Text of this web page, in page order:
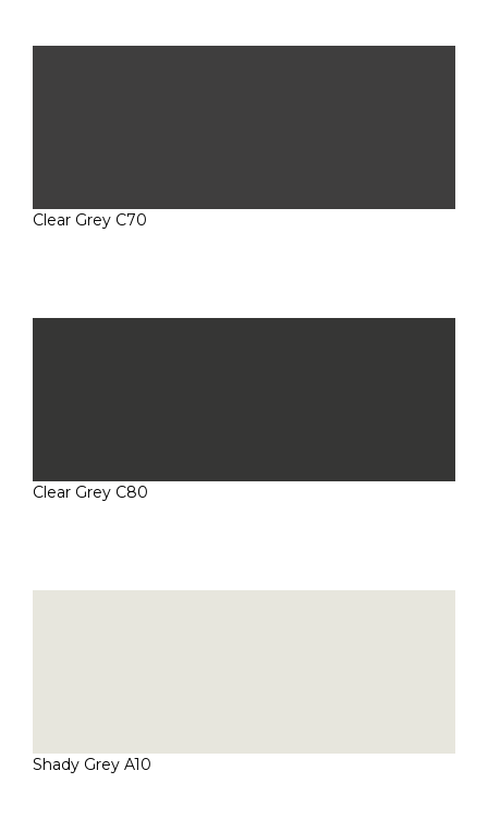
Clear Grey C70
Clear Grey C80
Shady Grey A10